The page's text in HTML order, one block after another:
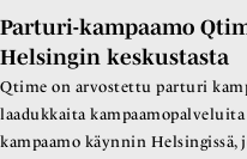
Parturi-kampaamo
Helsingin keskustasta
Qtime on arvostettu parturi
laadukkaita
kampaamo käynnin